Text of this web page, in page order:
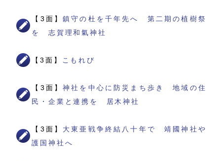
【3面】鎮守の杜を千年先へ 第二期の植樹祭
を 志賀理和氣神社
【3面】 こもれび
【3面】神社を中心に防災まち歩き 地域の住
民・企業と連携を 居木神社
【3面】 大東亜戦争終結八十年で 靖國神社や
護国神社へ